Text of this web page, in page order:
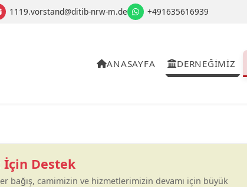
1119.vorstand@ditib-nrw-m.de +491635616939
ANASAYFA DERNEĞİMİZ
İçin Destek
bağış, camimizin ve hizmetlerimizin devamı için büyük